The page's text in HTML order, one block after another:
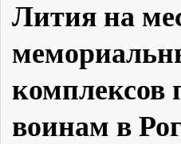
Лития на
комплексов
воинам в